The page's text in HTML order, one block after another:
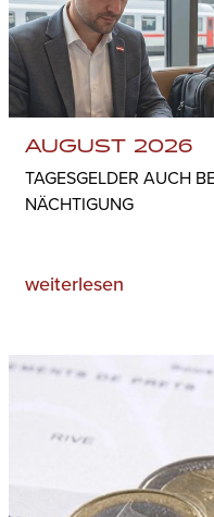
AUGUST 2026
TAGESGELDER AUCH
NÄCHTIGUNG
weiterlesen